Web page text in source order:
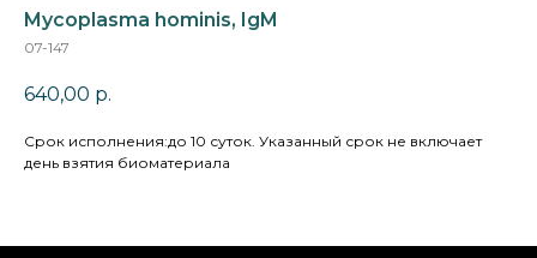
Mycoplasma hominis, IgM
07-147
640,00 р.
Cрок исполнения:до 10 суток. Указанный срок не включает
день взятия биоматериала